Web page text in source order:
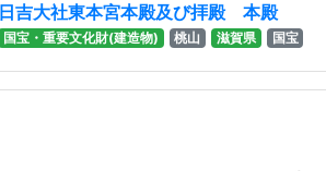
日吉大社東本宮本殿及び拝殿 本殿
国宝・重要文化財(建造物) 桃山 滋賀県 国宝